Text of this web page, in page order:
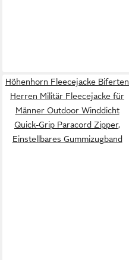
Höhenhorn Fleecejacke Biferten
Herren Militär Fleecejacke für
Männer Outdoor Winddicht
Quick-Grip Paracord Zipper,
Einstellbares Gummizugband